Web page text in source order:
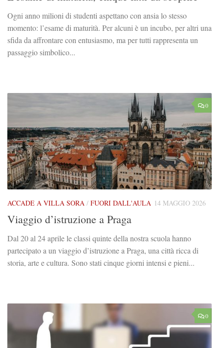
Ogni anno milioni di studenti aspettano con ansia lo stesso
momento: l’esame di maturità. Per alcuni è un incubo, per altri una
sfida da affrontare con entusiasmo, ma per tutti rappresenta un
passaggio simbolico...
0
ACCADE A VILLA SORA / FUORI DALL'AULA 14 MAGGIO 2026
Viaggio d’istruzione a Praga
Dal 20 al 24 aprile le classi quinte della nostra scuola hanno
partecipato a un viaggio d’istruzione a Praga, una città ricca di
storia, arte e cultura. Sono stati cinque giorni intensi e pieni...
0